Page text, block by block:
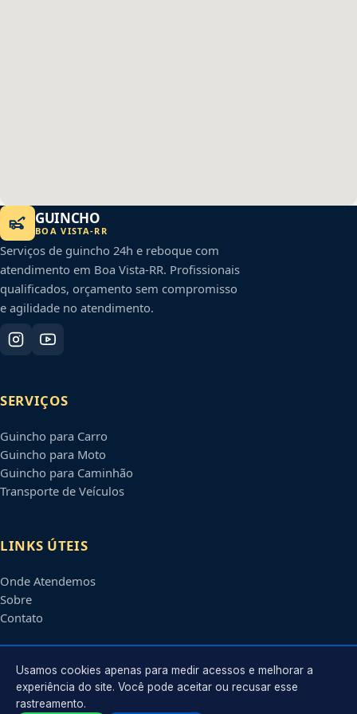
GUINCHO
BOA VISTA-RR
Serviços de guincho 24h e reboque com
atendimento em Boa Vista-RR. Profissionais
qualificados, orçamento sem compromisso
e agilidade no atendimento.
SERVIÇOS
Guincho para Carro
Guincho para Moto
Guincho para Caminhão
Transporte de Veículos
LINKS ÚTEIS
Onde Atendemos
Sobre
Contato
CONTATO
Atendimento em
Usamos cookies apenas para medir acessos e melhorar a
experiência do site. Você pode aceitar ou recusar esse
rastreamento.